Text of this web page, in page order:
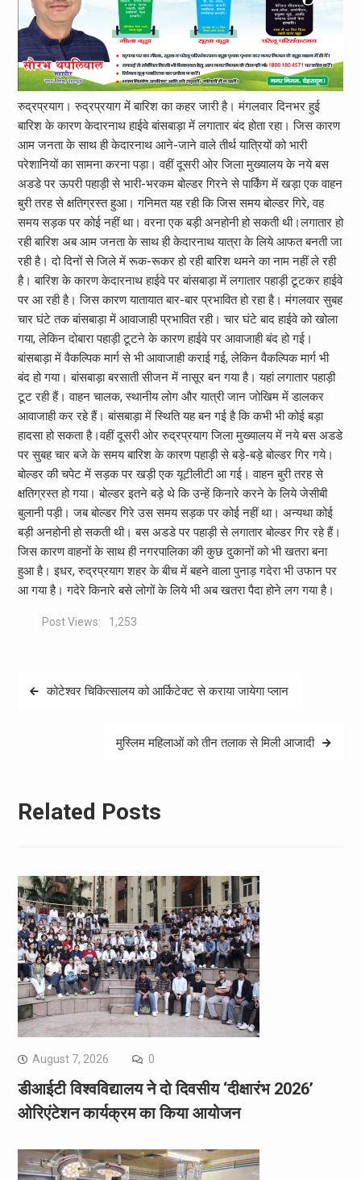
रुद्रप्रयाग। रुद्रप्रयाग में बारिश का कहर जारी है। मंगलवार दिनभर हुई
बारिश के कारण केदारनाथ हाईवे बांसबाड़ा में लगातार बंद होता रहा। जिस कारण
आम जनता के साथ ही केदारनाथ आने-जाने वाले तीर्थ यात्रियों को भारी
परेशानियों का सामना करना पड़ा। वहीं दूसरी ओर जिला मुख्यालय के नये बस
अडडे पर ऊपरी पहाड़ी से भारी-भरकम बोल्डर गिरने से पार्किंग में खड़ा एक वाहन
बुरी तरह से क्षतिग्रस्त हुआ। गनिमत यह रही कि जिस समय बोल्डर गिरे, वह
समय सड़क पर कोई नहीं था। वरना एक बड़ी अनहोनी हो सकती थी।लगातार हो
रही बारिश अब आम जनता के साथ ही केदारनाथ यात्रा के लिये आफत बनती जा
रही है। दो दिनों से जिले में रूक-रूकर हो रही बारिश थमने का नाम नहीं ले रही
है। बारिश के कारण केदारनाथ हाईवे पर बांसबाड़ा में लगातार पहाड़ी टूटकर हाईवे
पर आ रही है। जिस कारण यातायात बार-बार प्रभावित हो रहा है। मंगलवार सुबह
चार घंटे तक बांसबाड़ा में आवाजाही प्रभावित रही। चार घंटे बाद हाईवे को खोला
गया, लेकिन दोबारा पहाड़ी टूटने के कारण हाईवे पर आवाजाही बंद हो गई।
बांसबाड़ा में वैकल्पिक मार्ग से भी आवाजाही कराई गई, लेकिन वैकल्पिक मार्ग भी
बंद हो गया। बांसबाड़ा बरसाती सीजन में नासूर बन गया है। यहां लगातार पहाड़ी
टूट रही हैं। वाहन चालक, स्थानीय लोग और यात्री जान जोखिम में डालकर
आवाजाही कर रहे हैं। बांसबाड़ा में स्थिति यह बन गई है कि कभी भी कोई बड़ा
हादसा हो सकता है।वहीं दूसरी ओर रुद्रप्रयाग जिला मुख्यालय में नये बस अडडे
पर सुबह चार बजे के समय बारिश के कारण पहाड़ी से बड़े-बड़े बोल्डर गिर गये।
बोल्डर की चपेट में सड़क पर खड़ी एक यूटीलीटी आ गई। वाहन बुरी तरह से
क्षतिग्रस्त हो गया। बोल्डर इतने बड़े थे कि उन्हें किनारे करने के लिये जेसीबी
बुलानी पड़ी। जब बोल्डर गिरे उस समय सड़क पर कोई नहीं था। अन्यथा कोई
बड़ी अनहोनी हो सकती थी। बस अडडे पर पहाड़ी से लगातार बोल्डर गिर रहे हैं।
जिस कारण वाहनों के साथ ही नगरपालिका की कुछ दुकानों को भी खतरा बना
हुआ है। इधर, रुद्रप्रयाग शहर के बीच में बहने वाला पुनाड़ गदेरा भी उफान पर
आ गया है। गदेरे किनारे बसे लोगों के लिये भी अब खतरा पैदा होने लग गया है।
Post Views: 1,253
Postकोटेश्वर चिकित्सालय को आर्किटेक्ट से कराया जायेगा प्लान
मुस्लिम महिलाओं को तीन तलाक से मिली आजादी
Related Posts
August 7, 2026 0
डीआईटी विश्वविद्यालय ने दो दिवसीय ‘दीक्षारंभ 2026’
ओरिएंटेशन कार्यक्रम का किया आयोजन